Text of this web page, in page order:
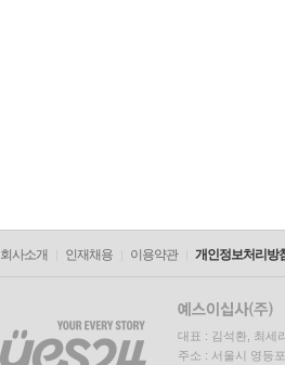
회사소개 인재채용 이용약관 개인정보처리방
대표 : 김석환, 최세
주소 : 서울시 영등